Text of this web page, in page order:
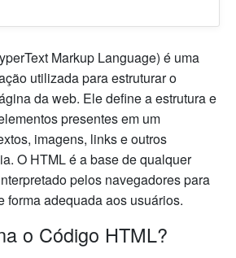
Markup Language) é uma
utilizada para estruturar o
da web. Ele define a estrutura e
presentes em um
imagens, links e outros
O HTML é a base de qualquer
pelos navegadores para
forma adequada aos usuários.
o Código HTML?